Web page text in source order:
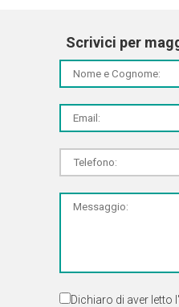
Scrivici per
Dichiaro di aver letto